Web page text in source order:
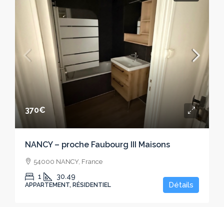
370€
NANCY – proche Faubourg III Maisons
54000 NANCY, France
1 30.49
APPARTEMENT, RÉSIDENTIEL Détails